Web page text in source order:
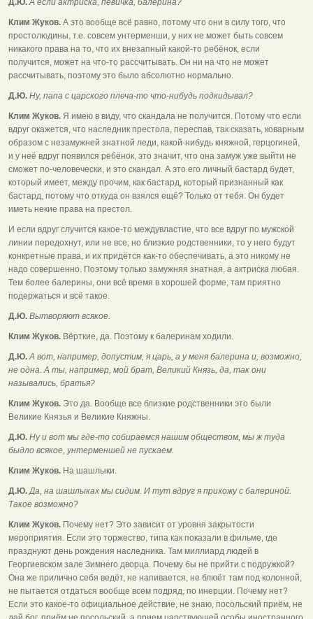
Д.Ю.А если актриска, певичка, балерина?
Клим Жуков. А это вообще всё равно, потому что они в силу того, что
простолюдины, т.е. совсем унтерменши, у них не может быть совсем
никакого права на то, что их внезапный какой-то ребёнок, если
получится, может на что-то рассчитывать. Он ни на что не может
рассчитывать, поэтому это было абсолютно нормально.
Д.Ю. Ну, папа с царского плеча-то что-нибудь подкидывал?
Клим Жуков. Я имею в виду, что скандала не получится. Потому что если
вдруг окажется, что наследник престола, переспав, так сказать, коварным
образом с незамужней знатной леди, какой-нибудь княжной, герцогиней,
и у неё вдруг появился ребёнок, это значит, что она замуж уже выйти не
сможет по-человечески, и это скандал. А это его личный бастард будет,
который имеет, между прочим, как бастард, который признанный как
бастард, потому что откуда он взялся ещё? Только от тебя. Он будет
иметь некие права на престол.
И если вдруг случится какое-то междувластие, что все вдруг по мужской
линии передохнут, или не все, но близкие родственники, то у него будут
конкретные права, и их придётся как-то обеспечивать, а это никому не
надо совершенно. Поэтому только замужняя знатная, а актриска любая.
Тем более балерины, они всё время в хорошей форме, там приятно
подержаться и всё такое.
Д.Ю. Вытворяют всякое.
Клим Жуков. Вёрткие, да. Поэтому к балеринам ходили.
Д.Ю.А вот, например, допустим, я царь, а у меня балерина и, возможно,
не одна. А ты, например, мой брат, Великий Князь, да, так они
назывались, братья?
Клим Жуков. Это да. Вообще все близкие родственники это были
Великие Князья и Великие Княжны.
Д.Ю. Ну и вот мы где-то собираемся нашим обществом, мы ж туда
быдло всякое, унтерменшей не пускаем.
Клим Жуков. На шашлыки.
Д.Ю.Да, на шашлыках мы сидим. И тут вдруг я прихожу с балериной.
Такое возможно?
Клим Жуков. Почему нет? Это зависит от уровня закрытости
мероприятия. Если это торжество, типа как показали в фильме, где
празднуют день рождения наследника. Там миллиард людей в
Георгиевском зале Зимнего дворца. Почему бы не прийти с подружкой?
Она же прилично себя ведёт, не напивается, не блюёт там под колонной,
не пытается отдаться вообще всем подряд, по инерции. Почему нет?
Если это какое-то официальное действие, не знаю, посольский приём, не